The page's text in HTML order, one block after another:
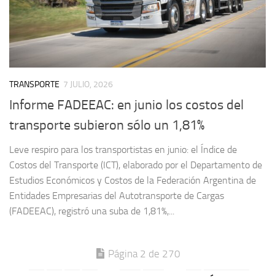
TRANSPORTE 7 JULIO, 2026
Informe FADEEAC: en junio los costos del
transporte subieron sólo un 1,81%
Leve respiro para los transportistas en junio: el Índice de
Costos del Transporte (ICT), elaborado por el Departamento de
Estudios Económicos y Costos de la Federación Argentina de
Entidades Empresarias del Autotransporte de Cargas
(FADEEAC), registró una suba de 1,81%,...
Página 2 de 270